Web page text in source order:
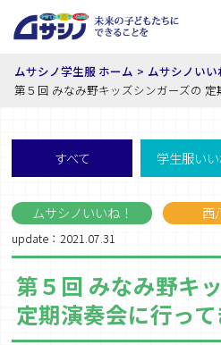
ムサシノ学生服 ホーム
ムサシノいい
第５回 みなみ野キッズシンガーズの
すべて 学生服いい
ムサシノいいね！ 西
update：2021.07.31
第５回 みなみ野キ
定期演奏会に行っ